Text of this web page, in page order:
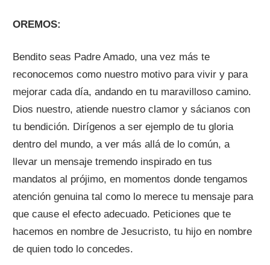
OREMOS:
Bendito seas Padre Amado, una vez más te
reconocemos como nuestro motivo para vivir y para
mejorar cada día, andando en tu maravilloso camino.
Dios nuestro, atiende nuestro clamor y sácianos con
tu bendición. Dirígenos a ser ejemplo de tu gloria
dentro del mundo, a ver más allá de lo común, a
llevar un mensaje tremendo inspirado en tus
mandatos al prójimo, en momentos donde tengamos
atención genuina tal como lo merece tu mensaje para
que cause el efecto adecuado. Peticiones que te
hacemos en nombre de Jesucristo, tu hijo en nombre
de quien todo lo concedes.